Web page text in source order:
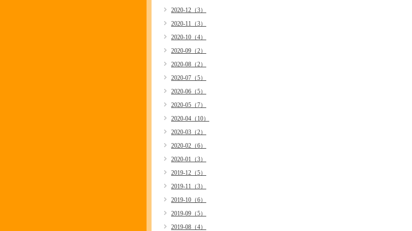
2020-12（3）
2020-11（3）
2020-10（4）
2020-09（2）
2020-08（2）
2020-07（5）
2020-06（5）
2020-05（7）
2020-04（10）
2020-03（2）
2020-02（6）
2020-01（3）
2019-12（5）
2019-11（3）
2019-10（6）
2019-09（5）
2019-08（4）